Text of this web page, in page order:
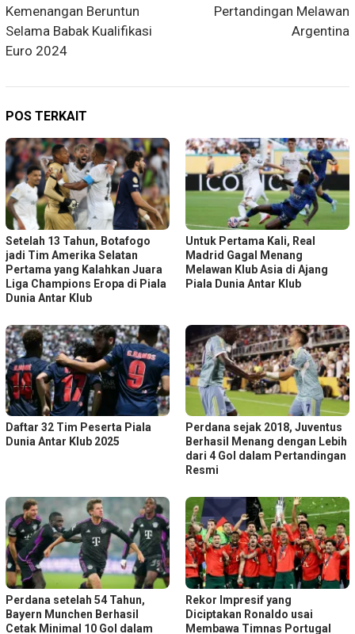
Kemenangan Beruntun
Selama Babak Kualifikasi
Euro 2024
Pertandingan Melawan
Argentina
POS TERKAIT
Setelah 13 Tahun, Botafogo
jadi Tim Amerika Selatan
Pertama yang Kalahkan Juara
Liga Champions Eropa di Piala
Dunia Antar Klub
Untuk Pertama Kali, Real
Madrid Gagal Menang
Melawan Klub Asia di Ajang
Piala Dunia Antar Klub
Daftar 32 Tim Peserta Piala
Dunia Antar Klub 2025
Perdana sejak 2018, Juventus
Berhasil Menang dengan Lebih
dari 4 Gol dalam Pertandingan
Resmi
Perdana setelah 54 Tahun,
Bayern Munchen Berhasil
Cetak Minimal 10 Gol dalam
Rekor Impresif yang
Diciptakan Ronaldo usai
Membawa Timnas Portugal